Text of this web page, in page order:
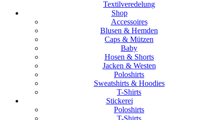
Textilveredelung
Shop
Accessoires
Blusen & Hemden
Caps & Mützen
Baby
Hosen & Shorts
Jacken & Westen
Poloshirts
Sweatshirts & Hoodies
T-Shirts
Stickerei
Poloshirts
T-Shirts